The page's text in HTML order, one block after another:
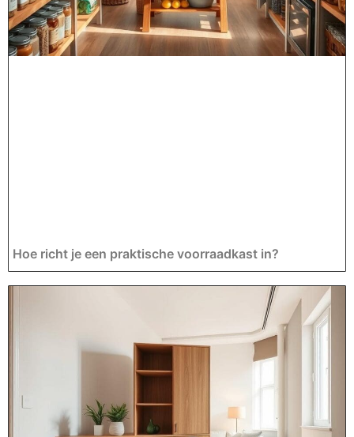
Hoe richt je een praktische voorraadkast in?